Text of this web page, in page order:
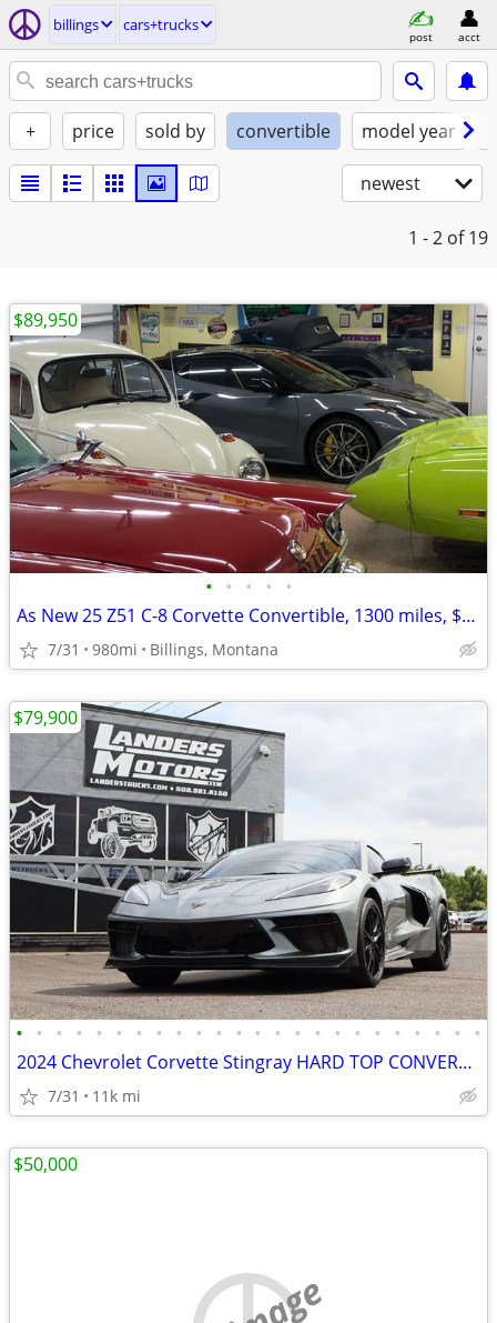
billings cars+trucks
post acct
+ price sold by convertible model year
newest
1 - 2 of 19
• • • • •
As New 25 Z51 C-8 Corvette Convertible, 1300 miles, $20K in Options
7/31 980mi Billings, Montana
$89,950
• • • • • • • • • • • • • • • • • • • • • • • •
2024 Chevrolet Corvette Stingray HARD TOP CONVERTIBLE HIGH WING 3LT
7/31 11k mi
$79,900
$50,000